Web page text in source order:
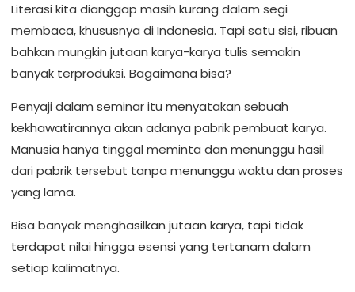
‎Literasi kita dianggap masih kurang dalam segi
membaca, khususnya di Indonesia. Tapi satu sisi, ribuan
bahkan mungkin jutaan karya-karya tulis semakin
banyak terproduksi. Bagaimana bisa?
‎Penyaji dalam seminar itu menyatakan sebuah
kekhawatirannya akan adanya pabrik pembuat karya.
Manusia hanya tinggal meminta dan menunggu hasil
dari pabrik tersebut tanpa menunggu waktu dan proses
yang lama.
‎Bisa banyak menghasilkan jutaan karya, tapi tidak
terdapat nilai hingga esensi yang tertanam dalam
setiap kalimatnya.